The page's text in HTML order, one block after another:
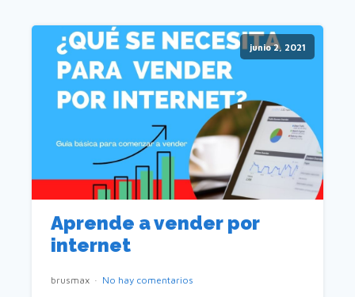
junio 2, 2021
Aprende a vender por
internet
brusmax No hay comentarios